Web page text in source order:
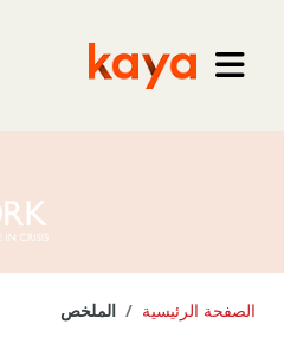
واجهة جانبية
Go to home
الصفحة الرئيسية الملخص